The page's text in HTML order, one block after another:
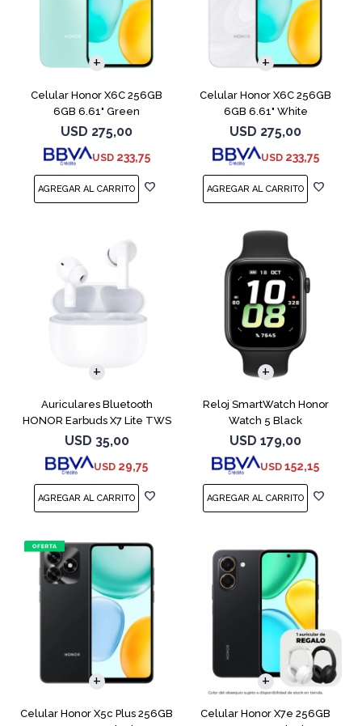
Celular Honor X6C 256GB
6GB 6.61" Green
USD 275,00
USD 233,75
COMPARAR
Celular Honor X6C 256GB
6GB 6.61" White
USD 275,00
USD 233,75
COMPARAR
Auriculares Bluetooth
HONOR Earbuds X7 Lite TWS
White
USD 35,00
USD 29,75
Reloj SmartWatch Honor
Watch 5 Black
USD 179,00
USD 152,15
Celular Honor X5c Plus 256GB
COMPARAR
Celular Honor X7e 256GB
COMPARAR